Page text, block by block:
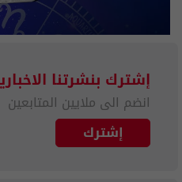
إشترك بنشرتنا
انضم الى ملايين المتابعين
إشترك